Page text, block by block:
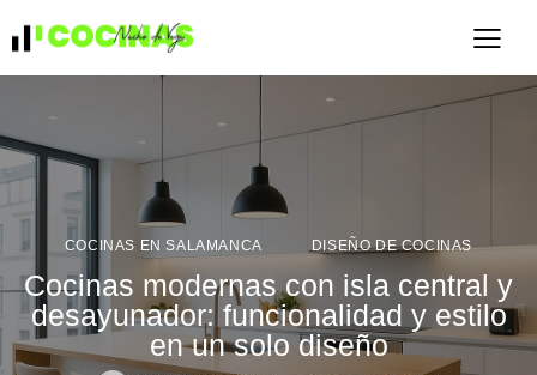
COCINAS EN SALAMANCA DISEÑO DE COCINAS
Cocinas modernas con isla central y
desayunador: funcionalidad y estilo
en un solo diseño